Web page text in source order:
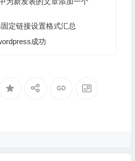
定链接设置格式汇总
成功